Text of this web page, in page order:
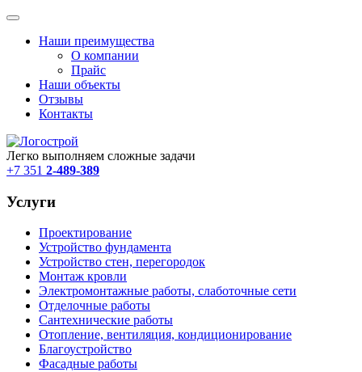
Наши преимущества
О компании
Прайс
Наши объекты
Отзывы
Контакты
Легко выполняем сложные задачи
+7 351 2-489-389
Услуги
Проектирование
Устройство фундамента
Устройство стен, перегородок
Монтаж кровли
Электромонтажные работы, слаботочные сети
Отделочные работы
Сантехнические работы
Отопление, вентиляция, кондиционирование
Благоустройство
Фасадные работы